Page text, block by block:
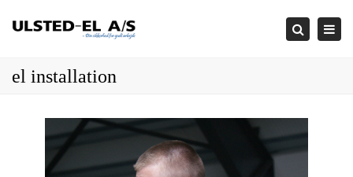
Search
el installation